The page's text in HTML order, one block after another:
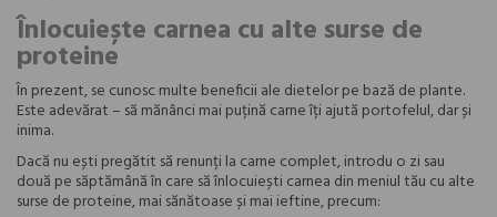
Înlocuiește carnea cu alte surse de
proteine
În prezent, se cunosc multe beneficii ale dietelor pe bază de plante.
Este adevărat – să mănânci mai puțină carne îți ajută portofelul, dar și
inima.
Dacă nu ești pregătit să renunți la carne complet, introdu o zi sau
două pe săptămână în care să înlocuiești carnea din meniul tău cu alte
surse de proteine, mai sănătoase și mai ieftine, precum: